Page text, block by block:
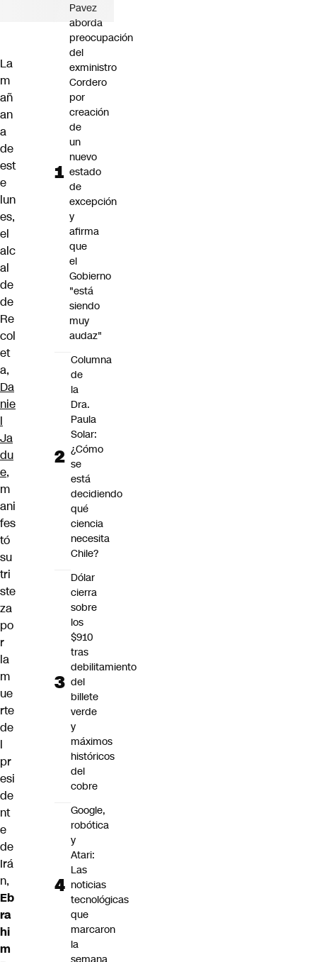
La
m
añ
an
a
de
est
e
lun
es,
el
alc
al
de
de
Re
col
et
a,
Da
nie
l
Ja
du
e,
m
ani
fes
tó
su
tri
ste
za
po
r
la
m
ue
rte
de
l
pr
esi
de
nt
e
de
Irá
n,
Eb
ra
hi
m
Pavez
aborda
preocupación
del
exministro
Cordero
por
creación
de
un
nuevo
estado
de
excepción
y
afirma
que
el
Gobierno
"está
siendo
muy
audaz"
Columna
de
la
Dra.
Paula
Solar:
¿Cómo
se
está
decidiendo
qué
ciencia
necesita
Chile?
Dólar
cierra
sobre
los
$910
tras
debilitamiento
del
billete
verde
y
máximos
históricos
del
cobre
Google,
robótica
y
Atari:
Las
noticias
tecnológicas
que
marcaron
la
semana